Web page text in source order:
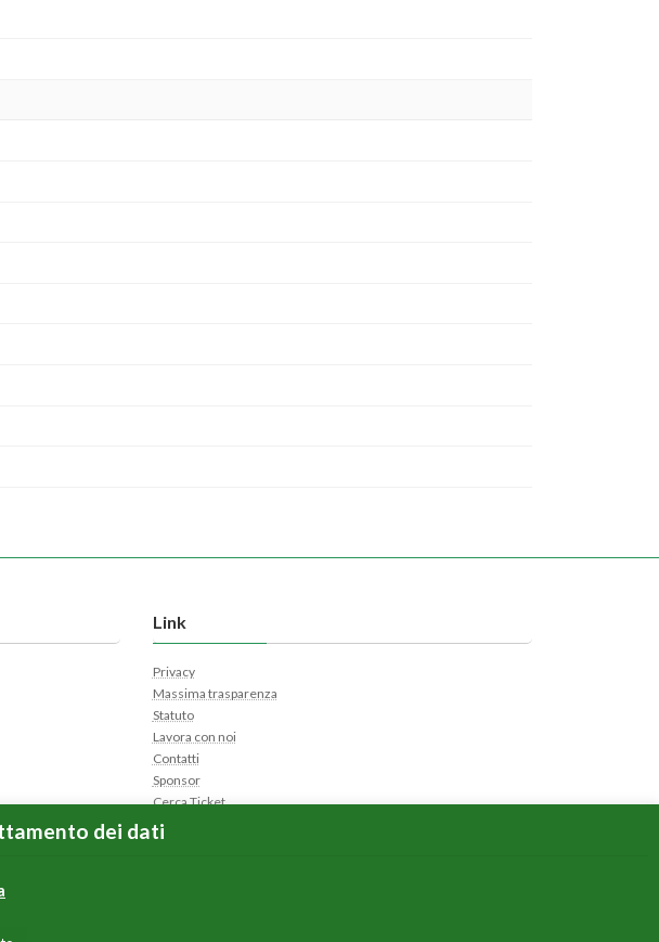
Link
Privacy
Massima trasparenza
Statuto
Lavora con noi
Contatti
Sponsor
Cerca Ticket
Apri Ticket
Reserved.
Vektor,Inc. technology.
dei dati